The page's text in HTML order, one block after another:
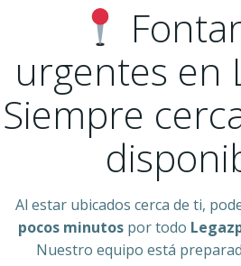
urgentes en
Siempre
Al estar ubicados cerca de ti,
pocos minutos por todo
Nuestro equipo está